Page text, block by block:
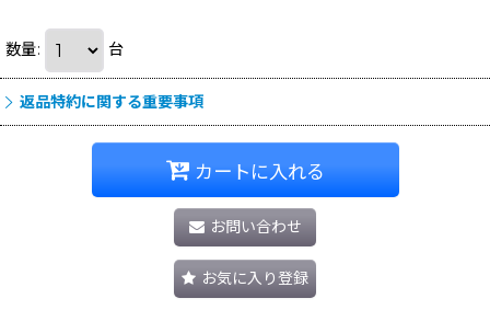
数量: 台
返品特約に関する重要事項
カートに入れる
お問い合わせ
お気に入り登録